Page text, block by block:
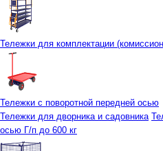
Тележки для комплектации
Тележки с поворотной передней осью
Тележки для дворника и садовника
осью Г/п до 600 кг